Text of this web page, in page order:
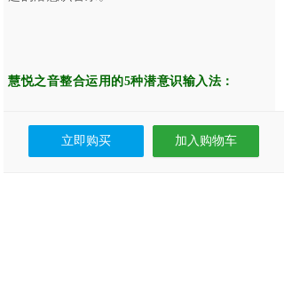
立即购买 加入购物车
慧悦之音整合运用的5种潜意识输入法：
背景耳语输入（Background Whisper）